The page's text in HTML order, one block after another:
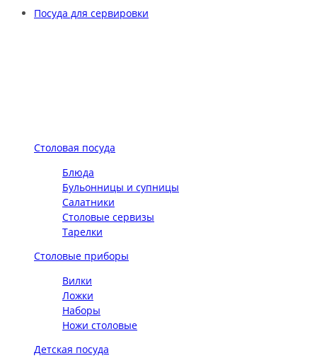
Посуда для сервировки
Столовая посуда
Блюда
Бульонницы и супницы
Салатники
Столовые сервизы
Тарелки
Столовые приборы
Вилки
Ложки
Наборы
Ножи столовые
Детская посуда